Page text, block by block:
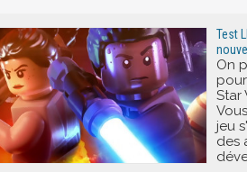
Test
On
Star
jeu
des